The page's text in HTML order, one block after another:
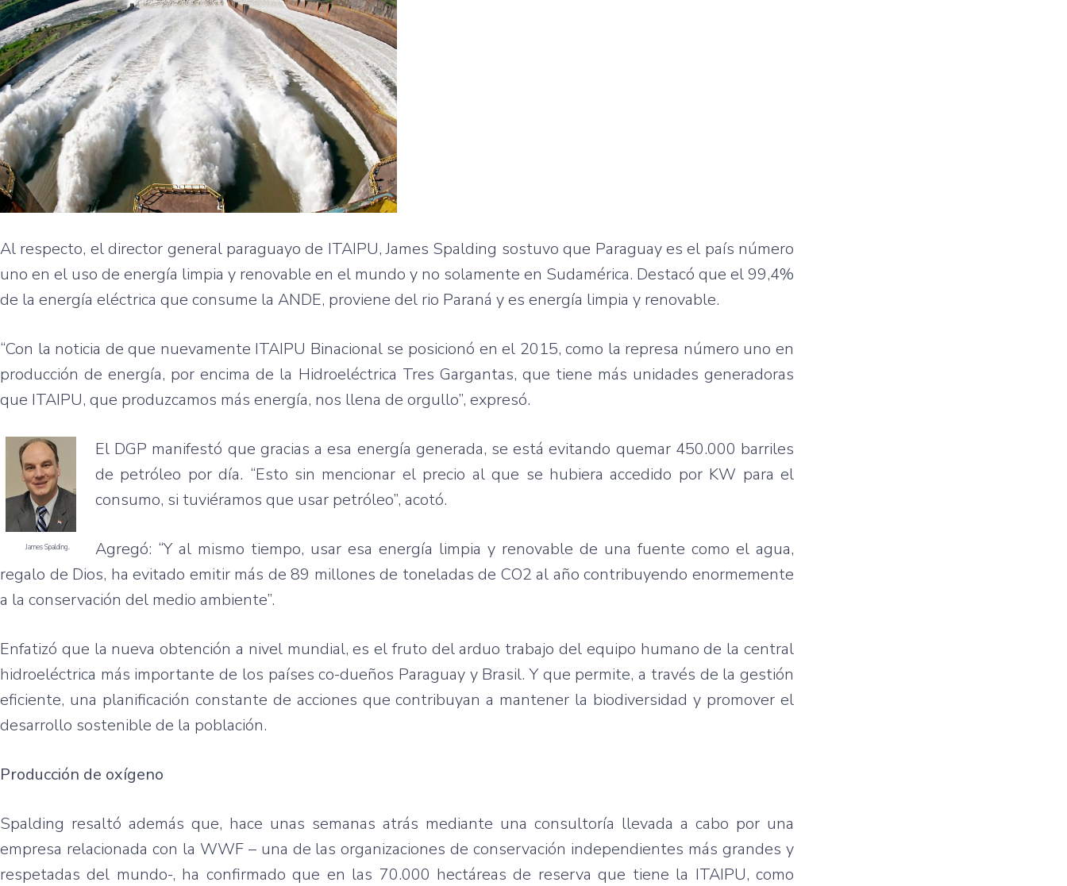
Al respecto, el director general paraguayo de ITAIPU, James Spalding sostuvo que Paraguay es el país número
uno en el uso de energía limpia y renovable en el mundo y no solamente en Sudamérica. Destacó que el 99,4%
de la energía eléctrica que consume la ANDE, proviene del rio Paraná y es energía limpia y renovable.
“Con la noticia de que nuevamente ITAIPU Binacional se posicionó en el 2015, como la represa número uno en
producción de energía, por encima de la Hidroeléctrica Tres Gargantas, que tiene más unidades generadoras
que ITAIPU, que produzcamos más energía, nos llena de orgullo”, expresó.
James Spalding.
El DGP manifestó que gracias a esa energía generada, se está evitando quemar 450.000 barriles
de petróleo por día. “Esto sin mencionar el precio al que se hubiera accedido por KW para el
consumo, si tuviéramos que usar petróleo”, acotó.
Agregó: “Y al mismo tiempo, usar esa energía limpia y renovable de una fuente como el agua,
regalo de Dios, ha evitado emitir más de 89 millones de toneladas de CO2 al año contribuyendo enormemente
a la conservación del medio ambiente”.
Enfatizó que la nueva obtención a nivel mundial, es el fruto del arduo trabajo del equipo humano de la central
hidroeléctrica más importante de los países co-dueños Paraguay y Brasil. Y que permite, a través de la gestión
eficiente, una planificación constante de acciones que contribuyan a mantener la biodiversidad y promover el
desarrollo sostenible de la población.
Producción de oxígeno
Spalding resaltó además que, hace unas semanas atrás mediante una consultoría llevada a cabo por una
empresa relacionada con la WWF – una de las organizaciones de conservación independientes más grandes y
respetadas del mundo-, ha confirmado que en las 70.000 hectáreas de reserva que tiene la ITAIPU, como